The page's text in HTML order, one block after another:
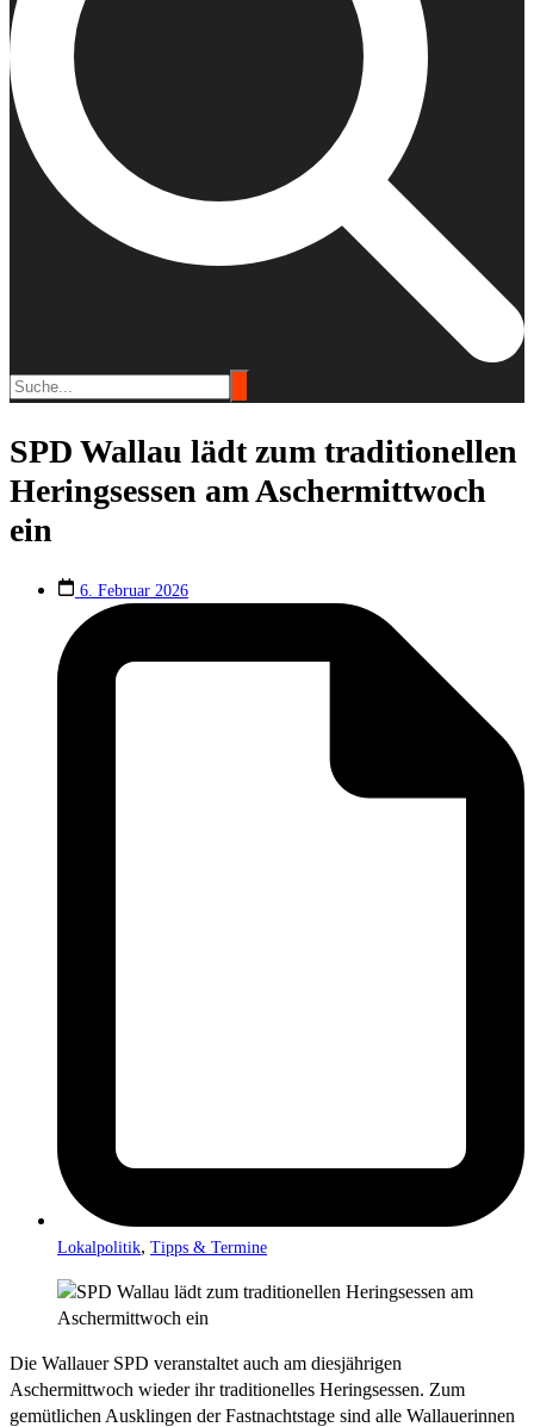
SPD Wallau lädt zum traditionellen
Heringsessen am Aschermittwoch
ein
6. Februar 2026
Lokalpolitik, Tipps & Termine
Die Wallauer SPD veranstaltet auch am diesjährigen
Aschermittwoch wieder ihr traditionelles Heringsessen. Zum
gemütlichen Ausklingen der Fastnachtstage sind alle Wallauerinnen